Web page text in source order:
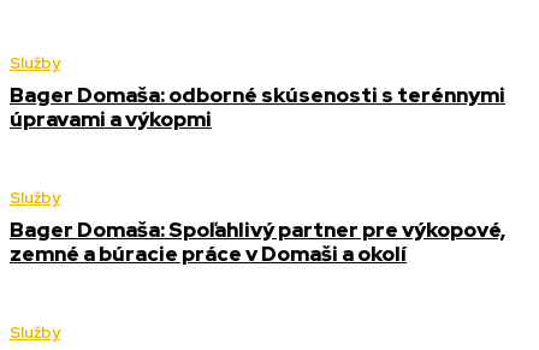
Služby
Bager Domaša: odborné skúsenosti s terénnymi
úpravami a výkopmi
Služby
Bager Domaša: Spoľahlivý partner pre výkopové,
zemné a búracie práce v Domaši a okolí
Služby